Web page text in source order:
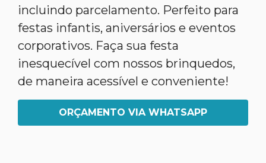
incluindo parcelamento. Perfeito para
festas infantis, aniversários e eventos
corporativos. Faça sua festa
inesquecível com nossos brinquedos,
de maneira acessível e conveniente!
ORÇAMENTO VIA WHATSAPP